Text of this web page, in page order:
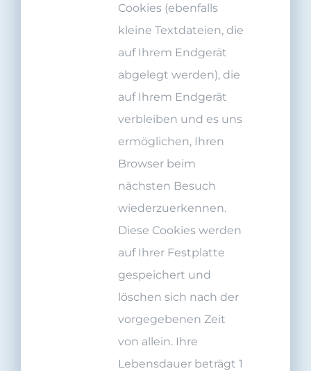
Cookies (ebenfalls
kleine Textdateien, die
auf Ihrem Endgerät
abgelegt werden), die
auf Ihrem Endgerät
verbleiben und es uns
ermöglichen, Ihren
Browser beim
nächsten Besuch
wiederzuerkennen.
Diese Cookies werden
auf Ihrer Festplatte
gespeichert und
löschen sich nach der
vorgegebenen Zeit
von allein. Ihre
Lebensdauer beträgt 1